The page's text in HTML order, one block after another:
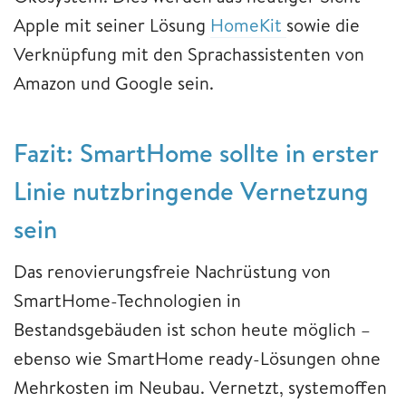
Apple mit seiner Lösung HomeKit sowie die
Verknüpfung mit den Sprachassistenten von
Amazon und Google sein.
Fazit: SmartHome sollte in erster
Linie nutzbringende Vernetzung
sein
Das renovierungsfreie Nachrüstung von
SmartHome-Technologien in
Bestandsgebäuden ist schon heute möglich –
ebenso wie SmartHome ready-Lösungen ohne
Mehrkosten im Neubau. Vernetzt, systemoffen